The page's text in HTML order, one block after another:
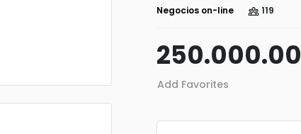
Negocios on-line 119
250.000.00
Add Favorites